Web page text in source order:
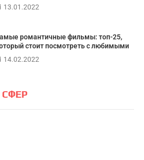
13.01.2022
романтичные фильмы: топ-25,
стоит посмотреть с любимыми
14.02.2022